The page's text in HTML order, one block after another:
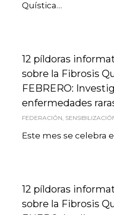
Quística…
12 píldoras
sobre la Fibrosis
FEBRERO:
enfermedades
FEDERACIÓN,
Este mes se celebra
12 píldoras
sobre la Fibrosis